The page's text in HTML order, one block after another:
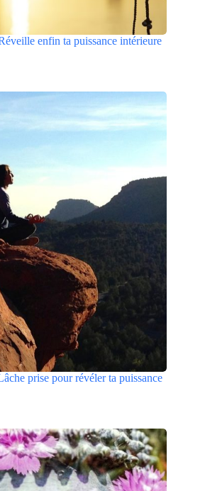
enfin ta puissance intérieure
prise pour révéler ta puissance